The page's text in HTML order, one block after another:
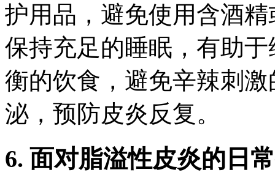
护用品，避免使用含酒
保持充足的睡眠，有助
衡的饮食，避免辛辣刺
泌，预防皮炎反复。
6. 面对脂溢性皮炎的日